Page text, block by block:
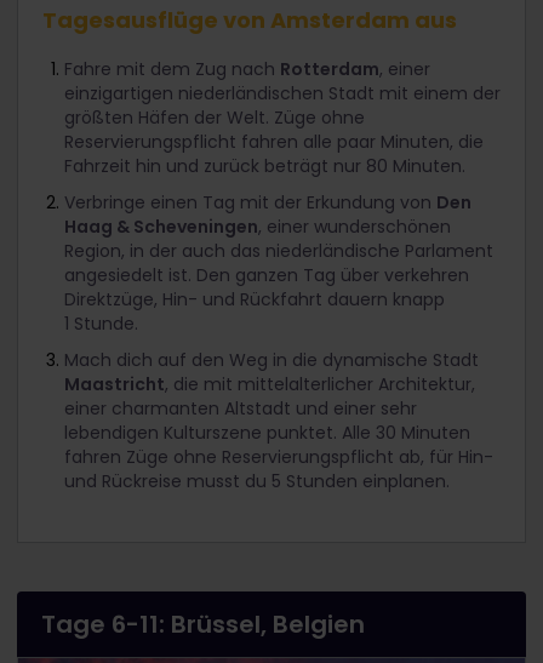
Tagesausflüge von Amsterdam aus
Fahre mit dem Zug nach Rotterdam, einer
einzigartigen niederländischen Stadt mit einem der
größten Häfen der Welt. Züge ohne
Reservierungspflicht fahren alle paar Minuten, die
Fahrzeit hin und zurück beträgt nur 80 Minuten.
Verbringe einen Tag mit der Erkundung von Den
Haag & Scheveningen, einer wunderschönen
Region, in der auch das niederländische Parlament
angesiedelt ist. Den ganzen Tag über verkehren
Direktzüge, Hin- und Rückfahrt dauern knapp
1 Stunde.
Mach dich auf den Weg in die dynamische Stadt
Maastricht, die mit mittelalterlicher Architektur,
einer charmanten Altstadt und einer sehr
lebendigen Kulturszene punktet. Alle 30 Minuten
fahren Züge ohne Reservierungspflicht ab, für Hin-
und Rückreise musst du 5 Stunden einplanen.
Tage 6-11: Brüssel, Belgien